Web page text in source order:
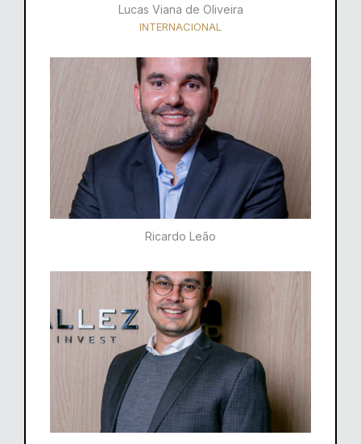
Lucas Viana de Oliveira
INTERNACIONAL
Ricardo Leão​